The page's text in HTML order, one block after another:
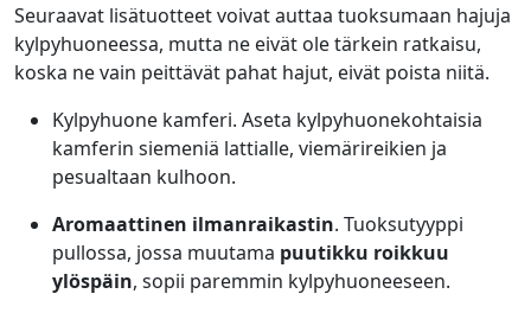
Seuraavat lisätuotteet voivat auttaa tuoksumaan hajuja
kylpyhuoneessa, mutta ne eivät ole tärkein ratkaisu,
koska ne vain peittävät pahat hajut, eivät poista niitä.
Kylpyhuone kamferi. Aseta kylpyhuonekohtaisia
kamferin siemeniä lattialle, viemärireikien ja
pesualtaan kulhoon.
Aromaattinen ilmanraikastin. Tuoksutyyppi
pullossa, jossa muutama puutikku roikkuu
ylöspäin, sopii paremmin kylpyhuoneeseen.